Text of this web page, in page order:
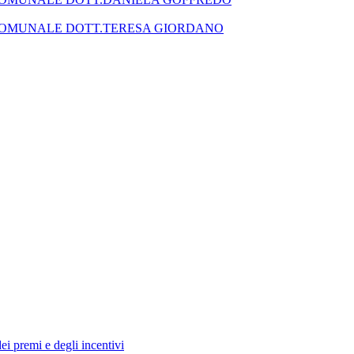
DOTT.TERESA GIORDANO
premi e degli incentivi